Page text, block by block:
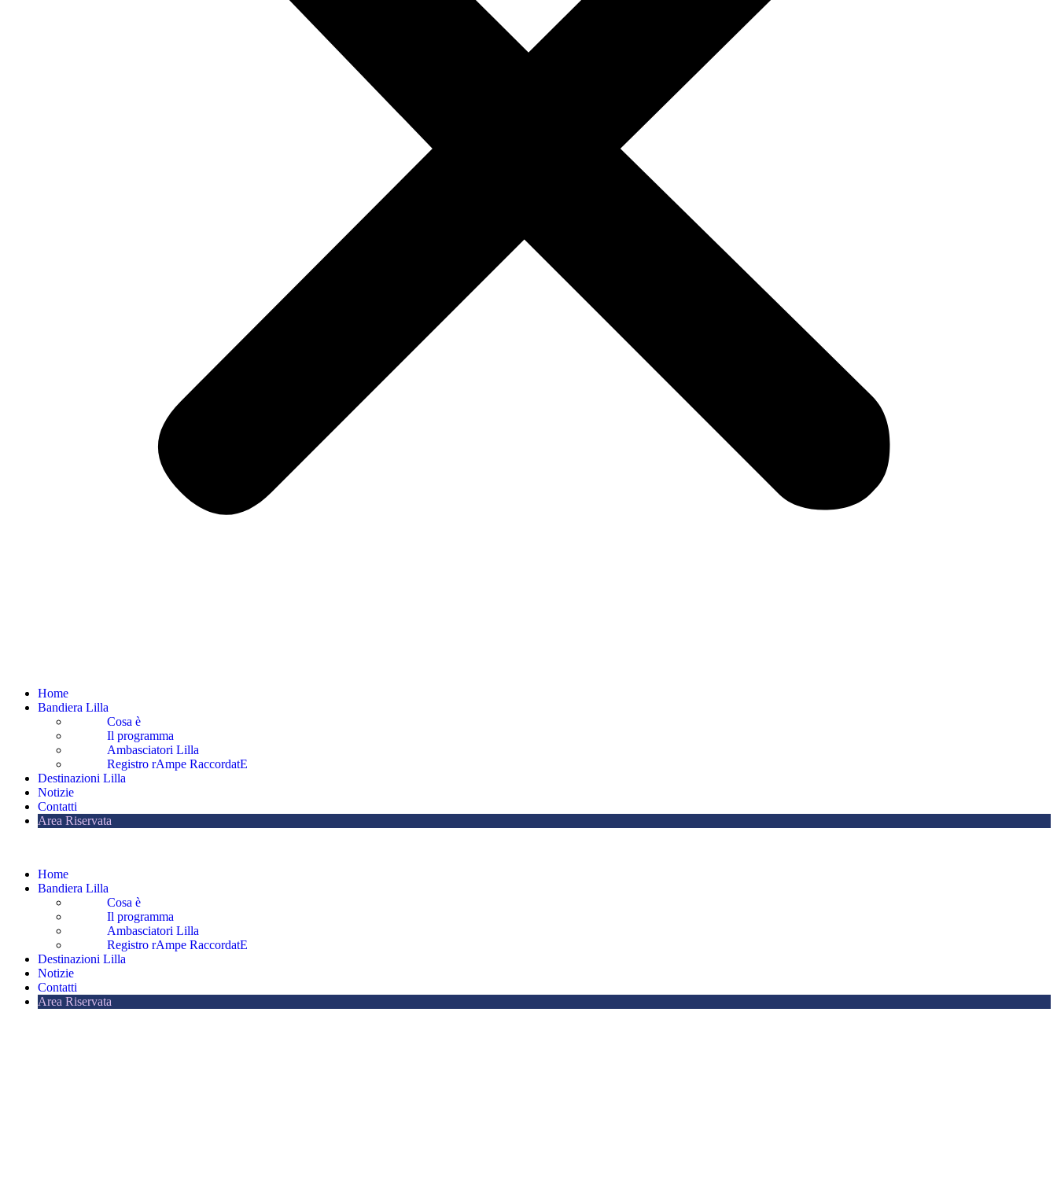
Home
Bandiera Lilla
Cosa è
Il programma
Ambasciatori Lilla
Registro rAmpe RaccordatE
Destinazioni Lilla
Notizie
Contatti
Area Riservata
Home
Bandiera Lilla
Cosa è
Il programma
Ambasciatori Lilla
Registro rAmpe RaccordatE
Destinazioni Lilla
Notizie
Contatti
Area Riservata